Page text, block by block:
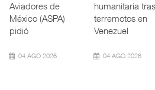
Industriales
(CONCAMIN)
designó a Migu
07 AGO 2026
nuevamente el
calado de
Neopanamax ⮕
06 AGO 2026